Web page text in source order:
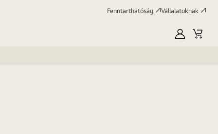
Fenntarthatóság Vállalatoknak
SajátKosár